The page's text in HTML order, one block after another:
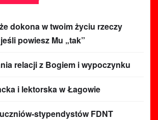
dokona w twoim życiu rzeczy
powiesz Mu „tak”
relacji z Bogiem i wypoczynku
i lektorska w Łagowie
stypendystów FDNT